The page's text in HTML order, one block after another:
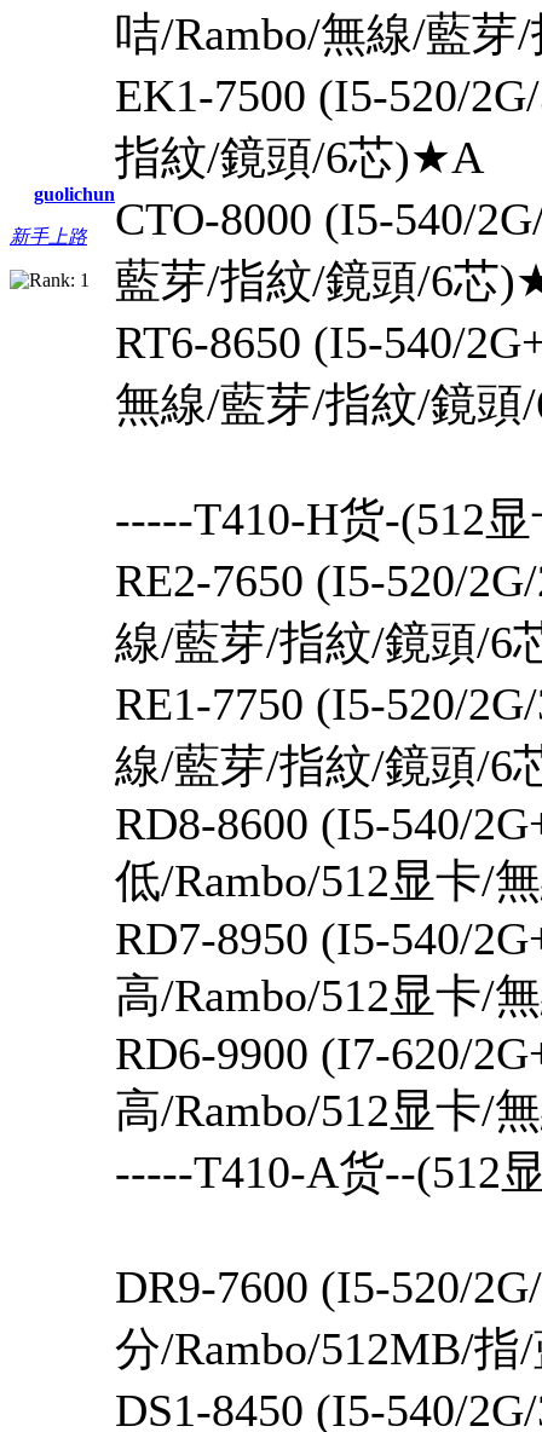
guolichun
新手上路
咭/Rambo/無線/藍
EK1-7500 (I5-520/
指紋/鏡頭/6芯)★A
CTO-8000 (I5-540/
藍芽/指紋/鏡頭/6芯
RT6-8650 (I5-540/
無線/藍芽/指紋/鏡頭
-----T410-H货-(512
RE2-7650 (I5-520/
線/藍芽/指
RE1-7750 (I5-520/
線/藍芽/指紋/鏡頭/
RD8-8600 (I5-540/
低/Rambo/512显卡/
RD7-8950 (I5-540/
高/Rambo/512显卡/
RD6-9900 (I7-620/
高/Rambo/512显卡/
-----T410-A货--(512
DR9-7600 (I5-520/
分/Rambo/512MB/
DS1-8450 (I5-540/